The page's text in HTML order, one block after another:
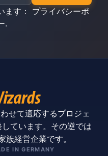
ます： プライバシーポ
.
せて適応するプロジェ
ています。その逆では
族経営企業です。
IN GERMANY